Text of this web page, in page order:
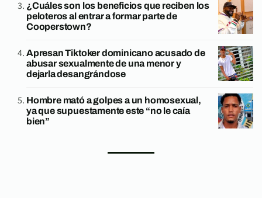
¿Cuáles son los beneficios que reciben los
peloteros al entrar a formar parte de
Cooperstown?
Apresan Tiktoker dominicano acusado de
abusar sexualmente de una menor y
dejarla desangrándose
Hombre mató a golpes a un homosexual,
ya que supuestamente este “no le caía
bien”